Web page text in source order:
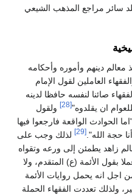
سائر مراجع المذهب الشيعي
دينهم وأموره وأحكامه
العاملين لقول الإمام
صائنا لنفسه حافظا لدينه
ان يقلدوه"[28]
ولقول
الحوادث الواقعة فارجعوا فيها
حجة الله". [29]
لذلك وجب على
زاهد يطمئن إلى ورعه وتقواه
بقول الأئمة (ع) المتقدم، ولا
اجل انه يحمل روايات الأئمة
ولذلك تعددت الفقهاء الحملة